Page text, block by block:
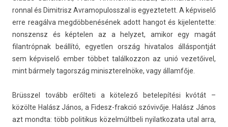
ronn­al és Di­mit­risz Av­ramopulossz­al is egyez­tetett. A kép­viselő
erre reagálva megdöbbenésének adott han­got és kijelen­tette:
non­szensz és kép­tel­en az a helyzet, amikor egy magát
filantróp­nak beállító, egyetl­en ország hivatalos állás­pontját
sem kép­viselő ember többet talál­kozzon az unió vezetőivel,
mint bármely tagország miniszterel­nöke, vagy államfője.
Brüsszel tovább erőlteti a kötelező bet­elepítési kvótát –
közölte Halász János, a Fidesz-frakció szóvivője. Halász János
azt mondta: több politikus közel­múltbeli nyilat­kozata utal arra,